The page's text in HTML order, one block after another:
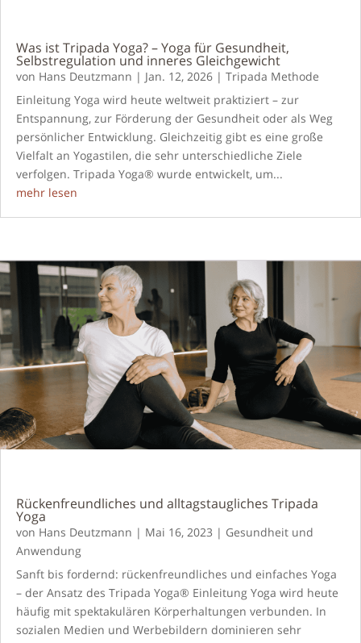
Was ist Tripada Yoga? – Yoga für Gesundheit,
Selbstregulation und inneres Gleichgewicht
von Hans Deutzmann | Jan. 12, 2026 | Tripada Methode
Einleitung Yoga wird heute weltweit praktiziert – zur
Entspannung, zur Förderung der Gesundheit oder als Weg
persönlicher Entwicklung. Gleichzeitig gibt es eine große
Vielfalt an Yogastilen, die sehr unterschiedliche Ziele
verfolgen. Tripada Yoga® wurde entwickelt, um...
mehr lesen
Rückenfreundliches und alltagstaugliches Tripada
Yoga
von Hans Deutzmann | Mai 16, 2023 | Gesundheit und
Anwendung
Sanft bis fordernd: rückenfreundliches und einfaches Yoga
– der Ansatz des Tripada Yoga® Einleitung Yoga wird heute
häufig mit spektakulären Körperhaltungen verbunden. In
sozialen Medien und Werbebildern dominieren sehr